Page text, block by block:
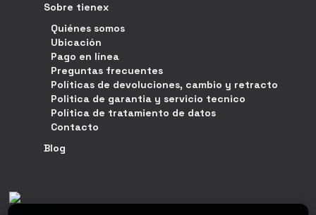
Sobre tienex
Quiénes somos
Ubicación
Pago en línea
Preguntas frecuentes
Políticas de devoluciones, cambio y retracto
Politica de garantia y servicio tecnico
Política de tratamiento de datos
Contacto
Blog